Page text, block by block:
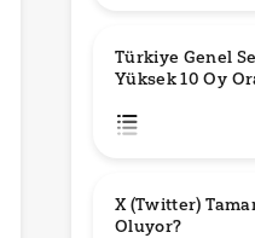
Türkiye Genel
Yüksek 10 Oy
X (Twitter)
Oluyor?